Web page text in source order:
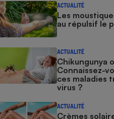
ACTUALITÉ
Les
au répulsif le
ACTUALITÉ
Chikungunya
Connaissez-
ces maladies
virus ?
ACTUALITÉ
Crèmes